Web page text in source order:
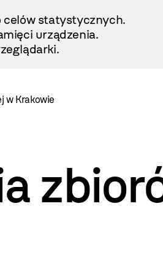
celów statystycznych.
urządzenia.
w Krakowie